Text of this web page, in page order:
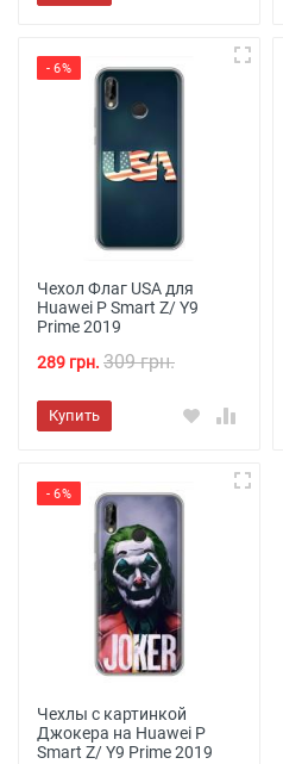
- 6%
Чехол Флаг USA для
Huawei P Smart Z/ Y9
Prime 2019
289 грн. 309 грн.
Купить
- 6%
Чехлы с картинкой
Джокера на Huawei P
Smart Z/ Y9 Prime 2019